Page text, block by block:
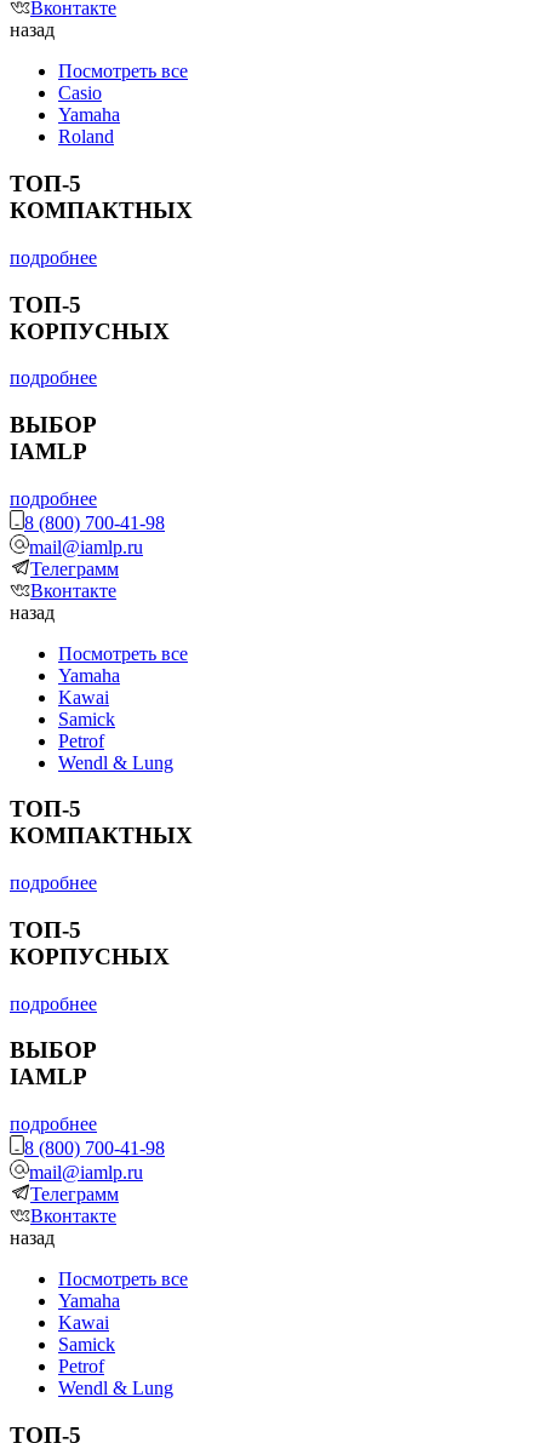
Вконтакте
назад
Посмотреть все
Casio
Yamaha
Roland
ТОП-5
КОМПАКТНЫХ
подробнее
ТОП-5
КОРПУСНЫХ
подробнее
ВЫБОР
IAMLP
подробнее
8 (800) 700-41-98
mail@iamlp.ru
Телеграмм
Вконтакте
назад
Посмотреть все
Yamaha
Kawai
Samick
Petrof
Wendl & Lung
ТОП-5
КОМПАКТНЫХ
подробнее
ТОП-5
КОРПУСНЫХ
подробнее
ВЫБОР
IAMLP
подробнее
8 (800) 700-41-98
mail@iamlp.ru
Телеграмм
Вконтакте
назад
Посмотреть все
Yamaha
Kawai
Samick
Petrof
Wendl & Lung
ТОП-5